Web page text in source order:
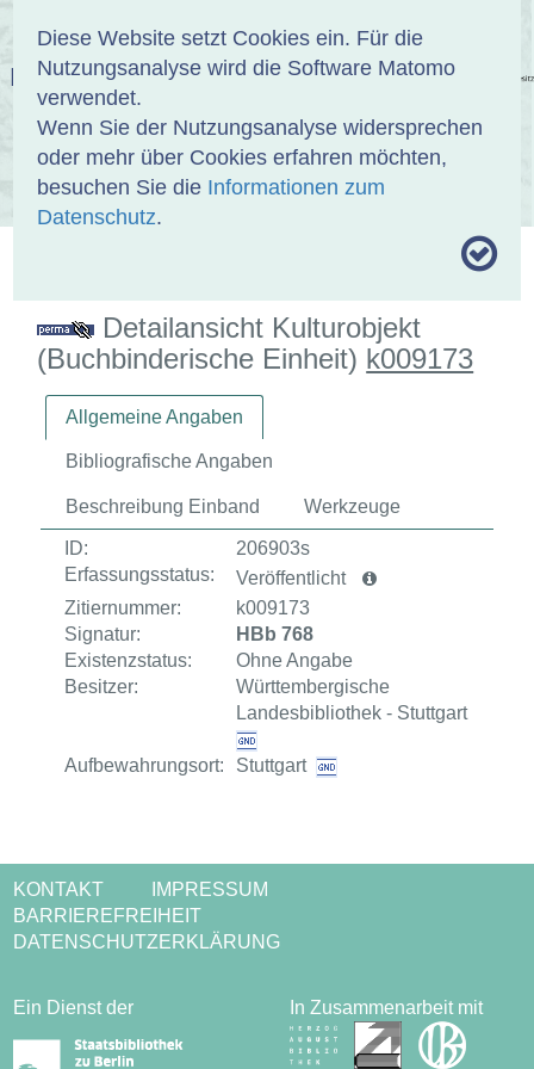
Diese Website setzt Cookies ein. Für die
Nutzungsanalyse wird die Software Matomo
verwendet.
Wenn Sie der Nutzungsanalyse widersprechen
oder mehr über Cookies erfahren möchten,
besuchen Sie die Informationen zum
Datenschutz.
EINBANDDATENBANK
ÜBER UNS SAMMLUNGEN SUCHE
Detailansicht Kulturobjekt
(Buchbinderische Einheit) k009173
Allgemeine Angaben
Bibliografische Angaben
Beschreibung Einband Werkzeuge
ID:
206903s
Erfassungsstatus:
Veröffentlicht
Zitiernummer:
k009173
Signatur:
HBb 768
Existenzstatus:
Ohne Angabe
Besitzer:
Württembergische
Landesbibliothek - Stuttgart
Aufbewahrungsort: Stuttgart
KONTAKT
IMPRESSUM
BARRIEREFREIHEIT
DATENSCHUTZERKLÄRUNG
Ein Dienst der In Zusammenarbeit mit